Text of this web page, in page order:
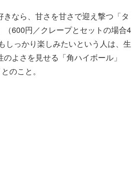
なら、甘さを甘さで迎え撃つ「タ
（600円／クレープとセットの場合4
しっかり楽しみたいという人は、生
よさを見せる「角ハイボール」
のこと。